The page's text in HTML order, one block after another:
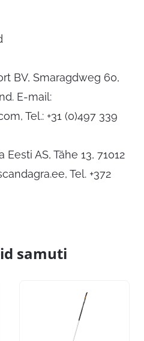
BV, Smaragdweg 60,
E-mail:
, Tel.: +31 (0)497 339
AS, Tähe 13, 71012
, Tel. +372
samuti